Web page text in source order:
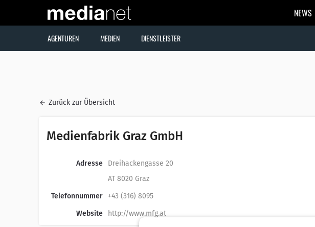
NEWS
AGENTUREN MEDIEN DIENSTLEISTER
Zurück zur Übersicht
Medienfabrik Graz GmbH
Adresse
Dreihackengasse 20
AT 8020 Graz
Telefonnummer
+43 (316) 8095
Website
http://www.mfg.at